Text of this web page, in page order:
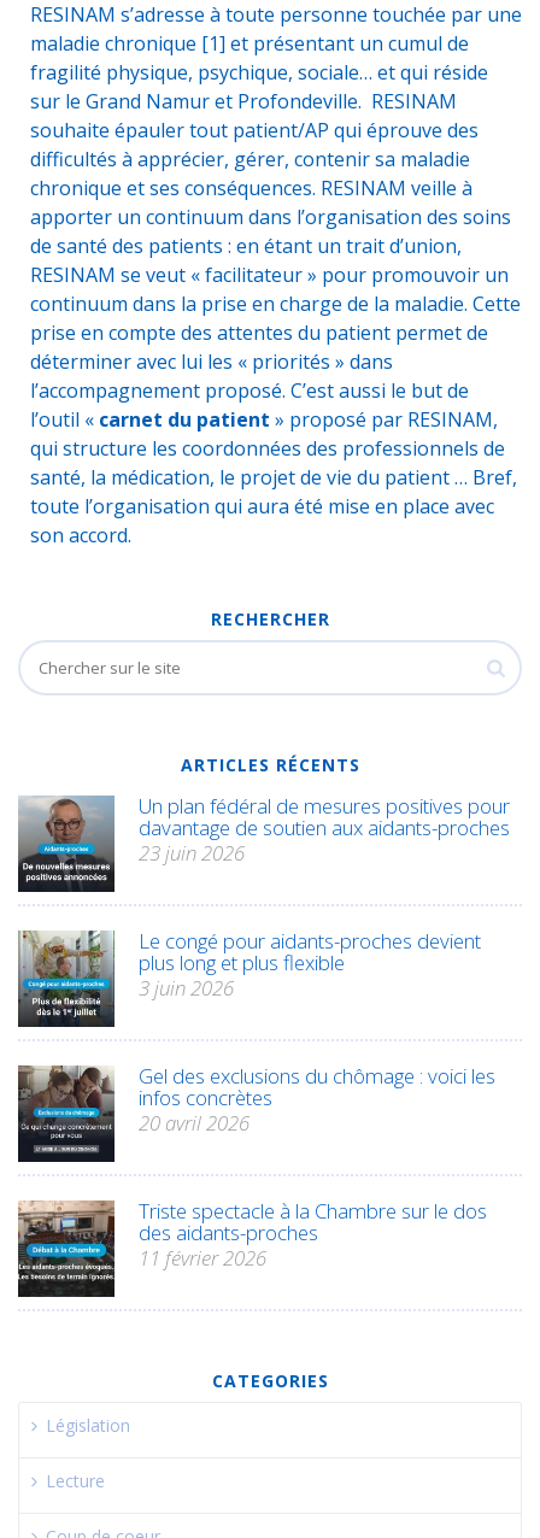
RESINAM s’adresse à toute personne touchée par une
maladie chronique [1] et présentant un cumul de
fragilité physique, psychique, sociale… et qui réside
sur le Grand Namur et Profondeville. RESINAM
souhaite épauler tout patient/AP qui éprouve des
difficultés à apprécier, gérer, contenir sa maladie
chronique et ses conséquences. RESINAM veille à
apporter un continuum dans l’organisation des soins
de santé des patients : en étant un trait d’union,
RESINAM se veut « facilitateur » pour promouvoir un
continuum dans la prise en charge de la maladie. Cette
prise en compte des attentes du patient permet de
déterminer avec lui les « priorités » dans
l’accompagnement proposé. C’est aussi le but de
l’outil « carnet du patient » proposé par RESINAM,
qui structure les coordonnées des professionnels de
santé, la médication, le projet de vie du patient … Bref,
toute l’organisation qui aura été mise en place avec
son accord.
RECHERCHER
ARTICLES RÉCENTS
Un plan fédéral de mesures positives pour
davantage de soutien aux aidants-proches
23 juin 2026
Le congé pour aidants-proches devient
plus long et plus flexible
3 juin 2026
Gel des exclusions du chômage : voici les
infos concrètes
20 avril 2026
Triste spectacle à la Chambre sur le dos
des aidants-proches
11 février 2026
CATEGORIES
Législation
Lecture